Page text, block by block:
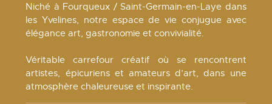
Niché à Fourqueux / Saint-Germain-en-Laye dans
les Yvelines, notre espace de vie conjugue avec
élégance art, gastronomie et convivialité.
Véritable carrefour créatif où se rencontrent
artistes, épicuriens et amateurs d’art, dans une
atmosphère chaleureuse et inspirante.